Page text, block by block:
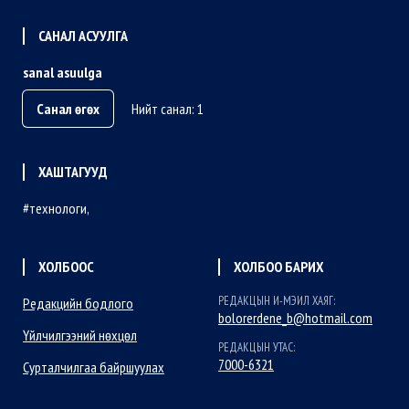
САНАЛ АСУУЛГА
sanal asuulga
Санал өгөх
Нийт санал: 1
ХАШТАГУУД
технологи
ХОЛБООС
Редакцийн бодлого
Үйлчилгээний нөхцөл
Сурталчилгаа байршуулах
ХОЛБОО БАРИХ
РЕДАКЦЫН И-МЭИЛ ХАЯГ:
bolorerdene_b@hotmail.com
РЕДАКЦЫН УТАС:
7000-6321